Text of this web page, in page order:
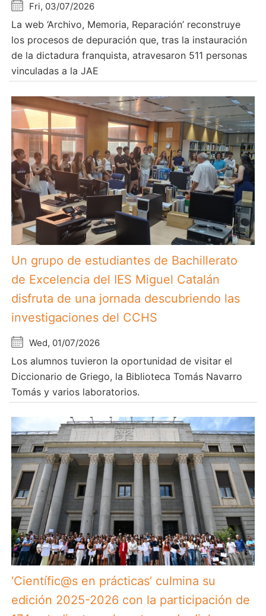
Fri, 03/07/2026
La web ‘Archivo, Memoria, Reparación’ reconstruye
los procesos de depuración que, tras la instauración
de la dictadura franquista, atravesaron 511 personas
vinculadas a la JAE
Un grupo de estudiantes de Bachillerato
de Excelencia del IES Miguel Catalán
disfruta de una jornada descubriendo las
investigaciones del CCHS
Wed, 01/07/2026
Los alumnos tuvieron la oportunidad de visitar el
Diccionario de Griego, la Biblioteca Tomás Navarro
Tomás y varios laboratorios.
‘Científic@s en prácticas’ culmina su
edición 2025-2026 con la participación de